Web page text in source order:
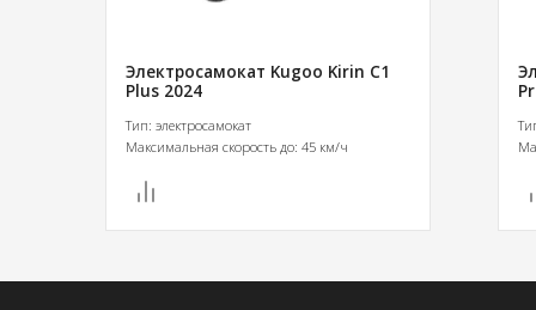
Электросамокат Kugoo Kirin C1
Plus 2024
Тип: электросамокат
Максимальная скорость до: 45 км/ч